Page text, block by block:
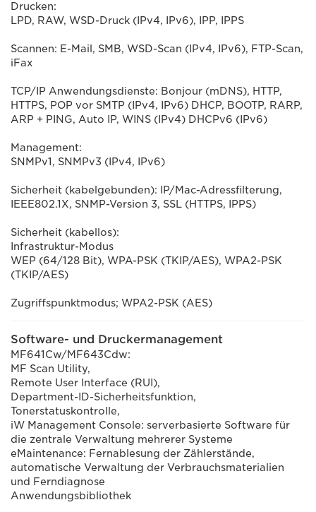
Drucken:
LPD, RAW, WSD-Druck (IPv4, IPv6), IPP, IPPS
Scannen: E-Mail, SMB, WSD-Scan (IPv4, IPv6), FTP-Scan,
iFax
TCP/IP Anwendungsdienste: Bonjour (mDNS), HTTP,
HTTPS, POP vor SMTP (IPv4, IPv6) DHCP, BOOTP, RARP,
ARP + PING, Auto IP, WINS (IPv4) DHCPv6 (IPv6)
Management:
SNMPv1, SNMPv3 (IPv4, IPv6)
Sicherheit (kabelgebunden): IP/Mac-Adressfilterung,
IEEE802.1X, SNMP-Version 3, SSL (HTTPS, IPPS)
Sicherheit (kabellos):
Infrastruktur-Modus
WEP (64/128 Bit), WPA-PSK (TKIP/AES), WPA2-PSK
(TKIP/AES)
Zugriffspunktmodus; WPA2-PSK (AES)
Software- und Druckermanagement
MF641Cw/MF643Cdw:
MF Scan Utility,
Remote User Interface (RUI),
Department-ID-Sicherheitsfunktion,
Tonerstatuskontrolle,
iW Management Console: serverbasierte Software für
die zentrale Verwaltung mehrerer Systeme
eMaintenance: Fernablesung der Zählerstände,
automatische Verwaltung der Verbrauchsmaterialien
und Ferndiagnose
Anwendungsbibliothek